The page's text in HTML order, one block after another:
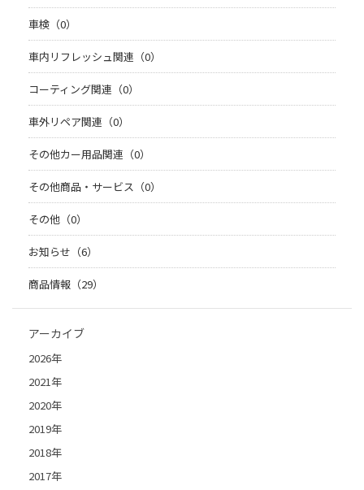
車検（0）
車内リフレッシュ関連（0）
コーティング関連（0）
車外リペア関連（0）
その他カー用品関連（0）
その他商品・サービス（0）
その他（0）
お知らせ（6）
商品情報（29）
アーカイブ
2026年
2021年
2020年
2019年
2018年
2017年